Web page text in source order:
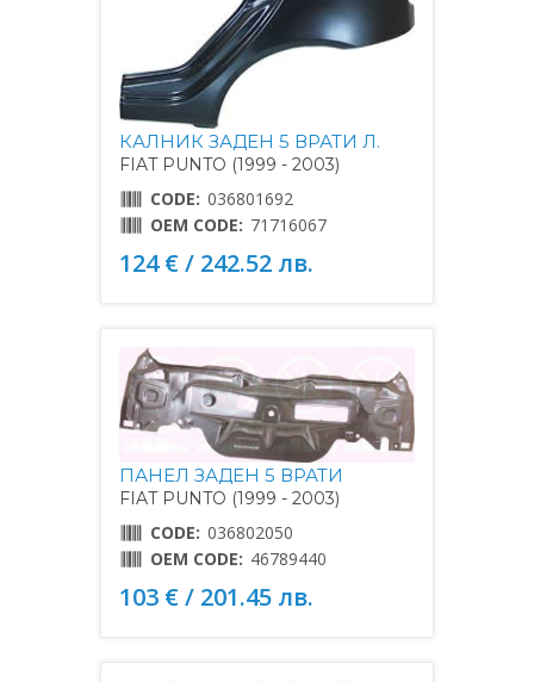
КАЛНИК ЗАДЕН 5 ВРАТИ Л.
FIAT PUNTO (1999 - 2003)
CODE: 036801692
OEM CODE: 71716067
124 € / 242.52 лв.
ПАНЕЛ ЗАДЕН 5 ВРАТИ
FIAT PUNTO (1999 - 2003)
CODE: 036802050
OEM CODE: 46789440
103 € / 201.45 лв.